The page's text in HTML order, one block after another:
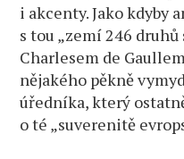
i akcenty. Jako kdyby
s tou „zemí 246
Charlesem de
nějakého pěkně
úředníka, který
o té „suverenitě